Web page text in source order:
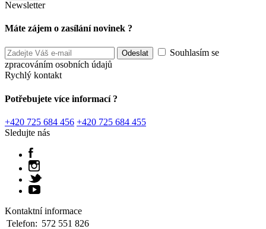
Newsletter
Máte zájem o zasílání novinek ?
Souhlasím se
zpracováním osobních údajů
Rychlý kontakt
Potřebujete více informací ?
+420 725 684 456 +420 725 684 455
Sledujte nás
Kontaktní informace
Telefon: 572 551 826